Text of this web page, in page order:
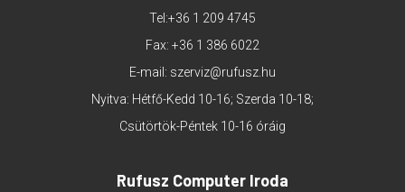
Tel:+36 1 209 4745
Fax: +36 1 386 6022
E-mail: szerviz@rufusz.hu
Nyitva: Hétfő-Kedd 10-16; Szerda 10-18;
Csütörtök-Péntek 10-16 óráig
Rufusz Computer Iroda